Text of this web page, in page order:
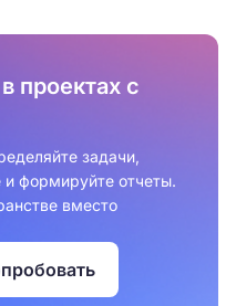
проектах с
задачи,
и формируйте отчеты.
вместо